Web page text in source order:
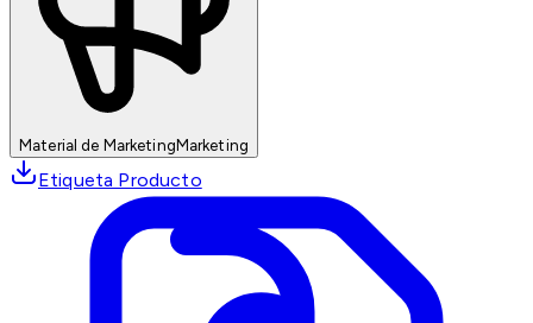
Material de MarketingMarketing
Etiqueta Producto